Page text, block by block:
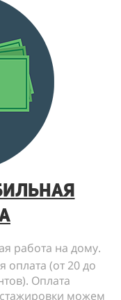
работа на дому.
оплата (от 20 до
Оплата
можем